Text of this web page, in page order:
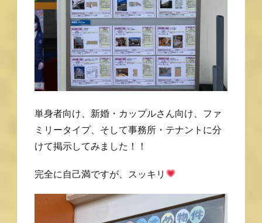
単身者向け、新婚・カップルさん向け、ファ
ミリータイプ、そして事務所・テナントに分
けて掲示してみました！！
完全に自己満ですが、スッキリ